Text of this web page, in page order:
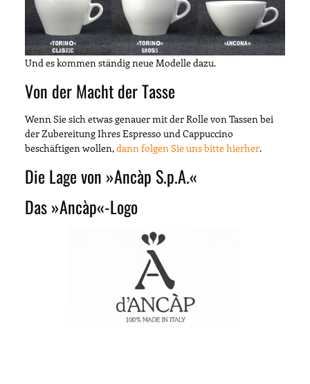
Und es kommen ständig neue Modelle dazu.
Von der Macht der Tasse
Wenn Sie sich etwas genauer mit der Rolle von Tassen bei
der Zubereitung Ihres Espresso und Cappuccino
beschäftigen wollen,dann folgen Sie uns bitte hierher.
Die Lage von »Ancàp S.p.A.«
Das »Ancàp«-Logo